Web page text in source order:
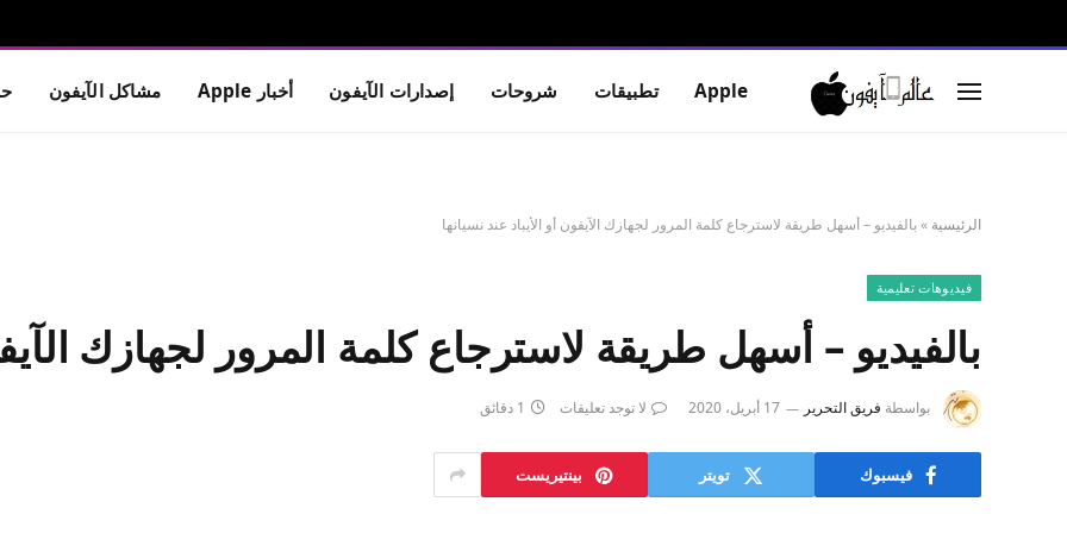
Apple تطبيقات شروحات إصدارات الآيفون أخبار Apple مشاكل الآيفون
الرئيسية »بالفيديو – أسهل طريقة لاسترجاع كلمة المرور لجهازك الآيفون أو الأيباد عند نسيانها
فيديوهات تعليمية
بالفيديو – أسهل طريقة لاسترجاع كلمة المرور لجهازك
بواسطة فريق التحرير 17 أبريل، 2020 لا توجد تعليقات 1 دقائق
فيسبوك تويتر بينتيريست